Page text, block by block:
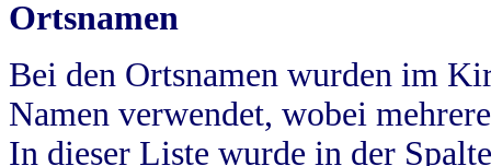
Ortsnamen
Bei den Ortsnamen wurden im
Namen verwendet, wobei
In dieser Liste wurde in der